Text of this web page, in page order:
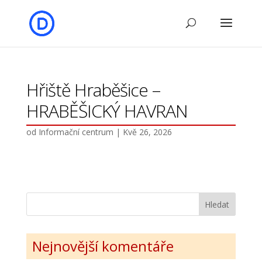
Hřiště Hraběšice –
HRABĚŠICKÝ HAVRAN
od Informační centrum | Kvě 26, 2026
Nejnovější komentáře